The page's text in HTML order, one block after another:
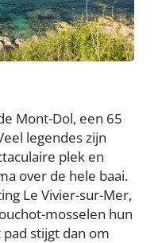
Mont-Dol, een 65
legendes zijn
plek en
over de hele baai.
Le Vivier-sur-Mer,
mosselen hun
stijgt dan om